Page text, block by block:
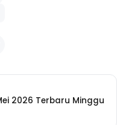
2026 Terbaru Minggu